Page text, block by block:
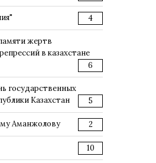
4
жертв
в казахстане
6
государственных
Казахстан
5
Аманжолову 2
10